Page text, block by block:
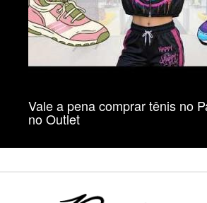
Vale a pena comprar tênis no
no Outlet